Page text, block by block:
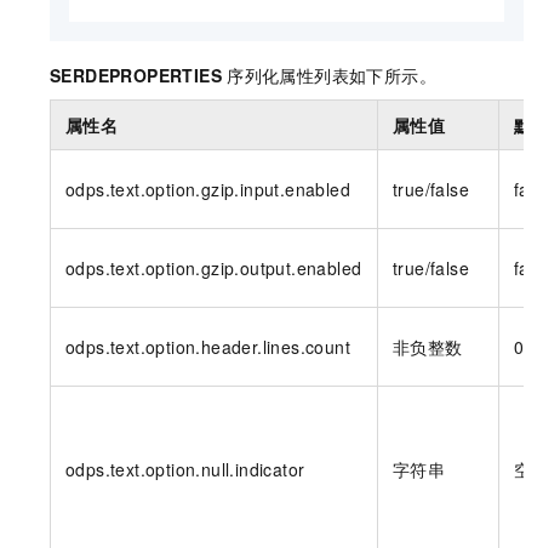
SERDEPROPERTIES 序列化属性列表如下所示。
属性名 属性值 默
odps.text.option.gzip.input.enabled true/false
odps.text.option.gzip.output.enabled true/false
odps.text.option.header.lines.count 非负整数 0
odps.text.option.null.indicator 字符串 空